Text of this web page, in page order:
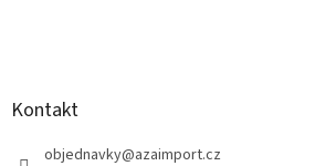
Kontakt
objednavky@azaimport.cz